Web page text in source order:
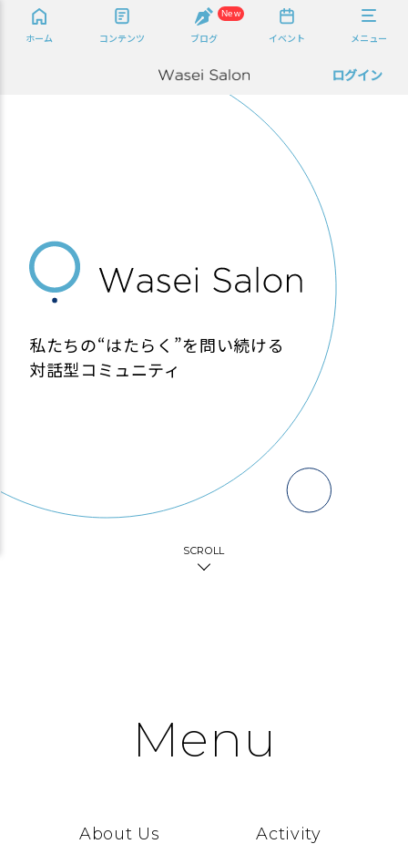
ホーム コンテンツ
New
ブログ イベント メニュー
ログイン
私たちの“はたらく”を問い続ける
対話型コミュニティ
SCROLL
Menu
About Us Activity